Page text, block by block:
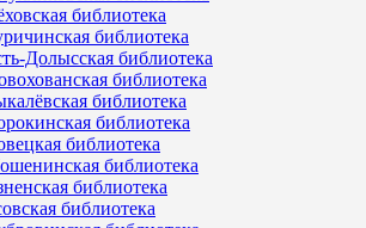
библиотека
библиотека
Долысская библиотека
библиотека
библиотека
библиотека
библиотека
библиотека
библиотека
библиотека